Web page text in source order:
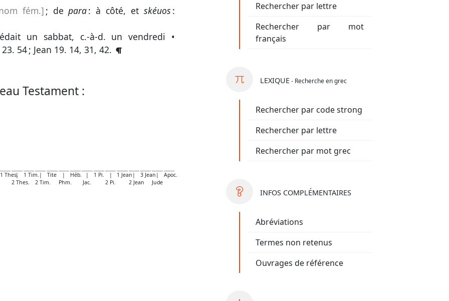
fém.] ; depara: à côté, etskéuos :
un sabbat, c.-à-d. un vendredi •
23. 54; Jean 19. 14, 31, 42.
Testament :
1 Thes.
|
2 Thes.
1 Tim. |
2 Tim.
Tite
|
Phm.
Héb.
|
Jac.
1 Pi.
|
2 Pi.
1 Jean |
2 Jean
3 Jean |
Jude
Apoc.
Rechercher par lettre
Rechercher par mot
français
LEXIQUE- Recherche en grec
Rechercher par code strong
Rechercher par lettre
Rechercher par mot grec
INFOS COMPLÉMENTAIRES
Abréviations
Termes non retenus
Ouvrages de référence